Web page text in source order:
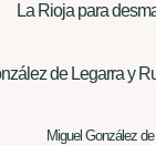
La Rioja para
Miguel González